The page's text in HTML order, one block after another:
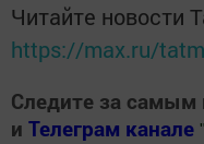
Читайте новости
https://max.ru/
Следите за
и Телеграм канале "